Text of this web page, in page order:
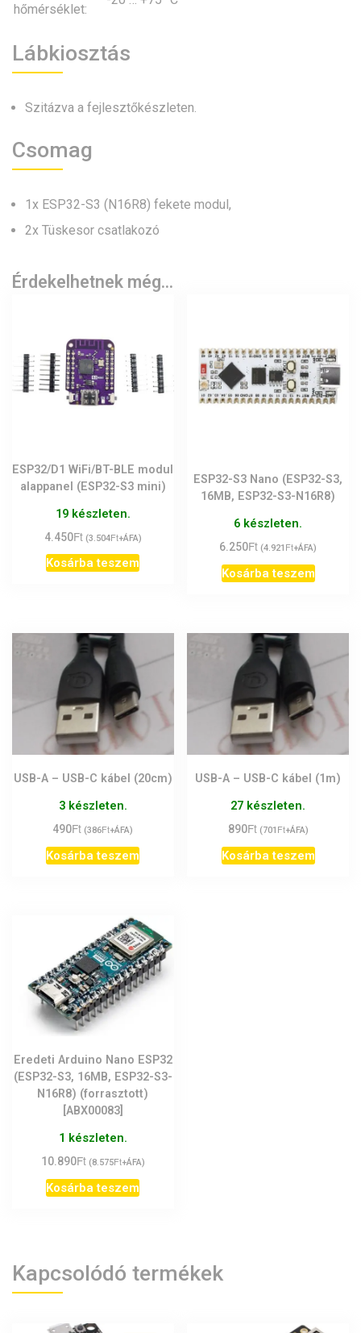
hőmérséklet:
Lábkiosztás
Szitázva a fejlesztőkészleten.
Csomag
1x ESP32-S3 (N16R8) fekete modul,
2x Tüskesor csatlakozó
Érdekelhetnek még…
ESP32/D1 WiFi/BT-BLE modul
alappanel (ESP32-S3 mini)
19 készleten.
4.450Ft (3.504Ft+ÁFA)
Kosárba teszem
ESP32-S3 Nano (ESP32-S3,
16MB, ESP32-S3-N16R8)
6 készleten.
6.250Ft (4.921 Ft+ÁFA)
Kosárba teszem
USB-A – USB-C kábel (20cm)
3 készleten.
490Ft (386Ft+ÁFA)
Kosárba teszem
USB-A – USB-C kábel (1m)
27 készleten.
890Ft (701 Ft+ÁFA)
Kosárba teszem
Eredeti Arduino Nano ESP32
(ESP32-S3, 16MB, ESP32-S3-
N16R8) (forrasztott)
[ABX00083]
1 készleten.
10.890Ft (8.575Ft+ÁFA)
Kosárba teszem
Kapcsolódó termékek